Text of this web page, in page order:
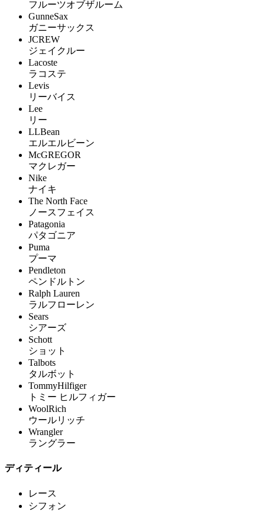
フルーツオブザルーム
GunneSax
ガニーサックス
JCREW
ジェイクルー
Lacoste
ラコステ
Levis
リーバイス
Lee
リー
LLBean
エルエルビーン
McGREGOR
マクレガー
Nike
ナイキ
The North Face
ノースフェイス
Patagonia
パタゴニア
Puma
プーマ
Pendleton
ペンドルトン
Ralph Lauren
ラルフローレン
Sears
シアーズ
Schott
ショット
Talbots
タルボット
TommyHilfiger
トミー ヒルフィガー
WoolRich
ウールリッチ
Wrangler
ラングラー
ディティール
レース
シフォン